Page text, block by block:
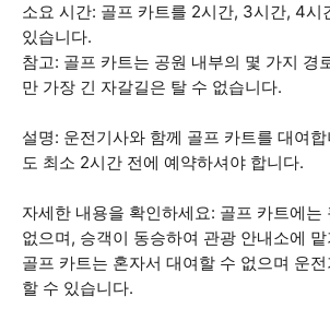
소요 시간: 골프 카트를 2시간, 3시간, 4시
있습니다.
참고: 골프 카트는 공원 내부의 몇 가지 경
만 가장 긴 자갈길은 탈 수 없습니다.
설명: 운전기사와 함께 골프 카트를 대여
도 최소 2시간 전에 예약하셔야 합니다.
자세한 내용을 확인하세요: 골프 카트에는
없으며, 승객이 동승하여 관광 안내소에
골프 카트는 혼자서 대여할 수 없으며 운
할 수 있습니다.